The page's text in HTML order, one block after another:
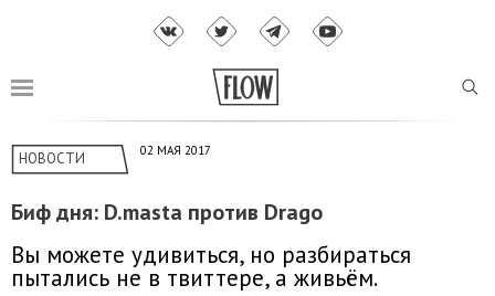
НОВОСТИ 02 МАЯ 2017
Биф дня: D.masta против Drago
Вы можете удивиться, но разбираться
пытались не в твиттере, а живьём.